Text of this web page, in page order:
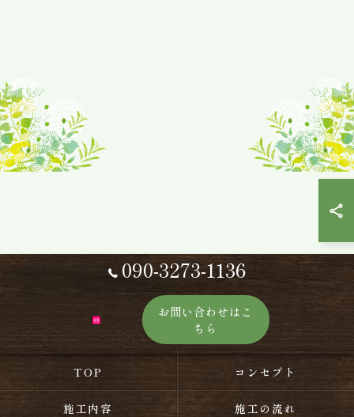
090-3273-1136
お問い合わせはこ
ちら
TOP コンセプト
施工内容 施工の流れ